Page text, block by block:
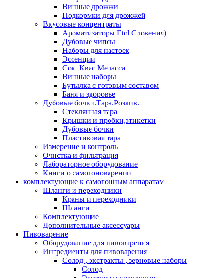
Винные дрожжи
Подкормки для дрожжей
Вкусовые концентраты
Ароматизаторы Etol Словения)
Дубовые чипсы
Наборы для настоек
Эссенции
Сок .Квас.Меласса
Винные наборы
Бутылка с готовым составом
Баня и здоровье
Дубовые бочки.Тара.Розлив.
Стеклянная тара
Крышки и пробки,этикетки
Дубовые бочки
Пластиковая тара
Измерение и контроль
Очистка и фильтрация
Лабораторное оборудование
Книги о самогоноварении
комплектующие к самогонным аппаратам
Шланги и переходники
Краны и переходники
Шланги
Комплектующие
Дополнительные аксессуары
Пивоварение
Оборудование для пивоварения
Ингредиенты для пивоварения
Солод , экстракты , зерновые наборы
Солод